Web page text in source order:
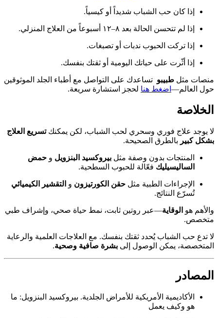
إذا كان حب الشباب شديداً أو كيسياً.
إذا لم تتحسن الحالة بعد ٨–١٢ أسبوعاً من العلاج المنزلي.
إذا تركت الحبوب ندبات أو تصبغات.
إذا أثّرت على حياتك اليومية أو ثقتك بنفسك.
منصات مثل طبيبو تساعدك على التواصل مع أطباء الجلد الموثوقين
حول العالم— اضغط هنا لحجز استشارة سريعة.
الخلاصة
لا يوجد علاج فوري وسحري لحب الشباب، لكن يمكنكتسريع العلاج
بشكل كبير بالطرق الصحيحة.
المنتجات بدون وصفة مثل بيروكسيد البنزويل و حمض
الساليسيليك فعّالة للحبوب السطحية.
الإجراءات الطبية مثل حقن الكورتيزون و التقشير الكيميائي
تُسرّع النتائج.
والأهم هو الوقاية—عبر روتين ثابت، نمط حياة صحي، وإشراف طبي
متخصص.
لا تدع حب الشباب يُحدد ثقتك بنفسك. مع العلاجات العلمية والرعاية
المتخصصة، يمكن الوصول إلى بشرة صافية وصحية.
المصادر
الأكاديمية الأمريكية للأمراض الجلدية. بيروكسيد البنزويل: ما
هو وكيف يعمل